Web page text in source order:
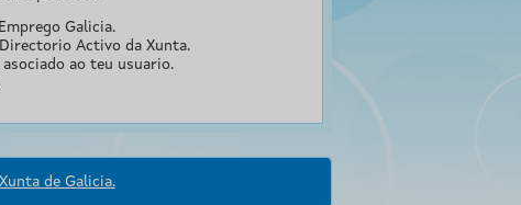
Galicia.
Activo da Xunta.
ao teu usuario.
de Galicia.